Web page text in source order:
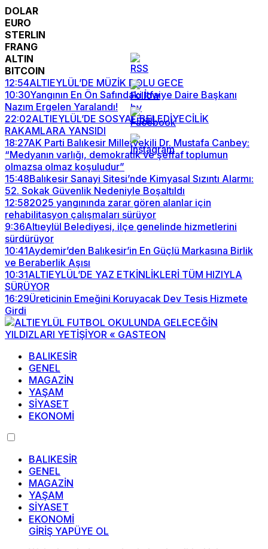
DOLAR
EURO
STERLIN
FRANG
ALTIN
BITCOIN
12:54ALTIEYLÜL’DE MÜZİK DOLU GECE
10:30Yangının En Ön Safındaki İtfaiye Daire Başkanı
Nazım Ergelen Yaralandı!
22:02ALTIEYLÜL’DE SOSYAL BELEDİYECİLİK
RAKAMLARA YANSIDI
18:27AK Parti Balıkesir Milletvekili Dr. Mustafa Canbey:
“Medyanın varlığı, demokratik ve şeffaf toplumun
olmazsa olmaz koşuludur”
15:48Balıkesir Sanayi Sitesi’nde Kimyasal Sızıntı Alarmı:
52. Sokak Güvenlik Nedeniyle Boşaltıldı
12:582025 yangınında zarar gören alanlar için
rehabilitasyon çalışmaları sürüyor
9:36Altıeylül Belediyesi, ilçe genelinde hizmetlerini
sürdürüyor
10:41Aydemir’den Balıkesir’in En Güçlü Markasına Birlik
ve Beraberlik Aşısı
10:31ALTIEYLÜL’DE YAZ ETKİNLİKLERİ TÜM HIZIYLA
SÜRÜYOR
16:29Üreticinin Emeğini Koruyacak Dev Tesis Hizmete
Girdi
BALIKESİR
GENEL
MAGAZİN
YAŞAM
SİYASET
EKONOMİ
BALIKESİR
GENEL
MAGAZİN
YAŞAM
SİYASET
EKONOMİ
GİRİŞ YAPÜYE OL